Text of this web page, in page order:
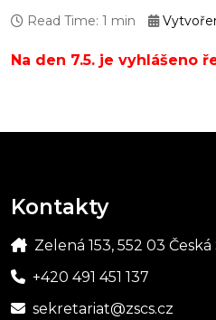
Read Time: 1 min
Na den 7.5. je vyhlášeno
Kontakty
Zelená 153, 552 03 Česká
+420 491 451 137
sekretariat@zscs.cz